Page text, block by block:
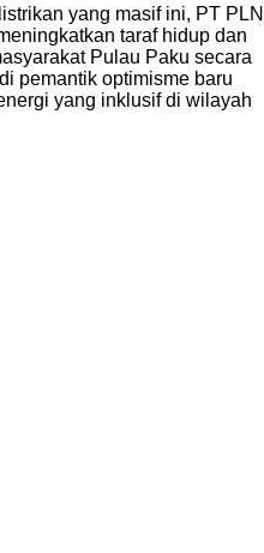
yang masif ini, PT PLN
taraf hidup dan
Pulau Paku secara
pemantik optimisme baru
yang inklusif di wilayah